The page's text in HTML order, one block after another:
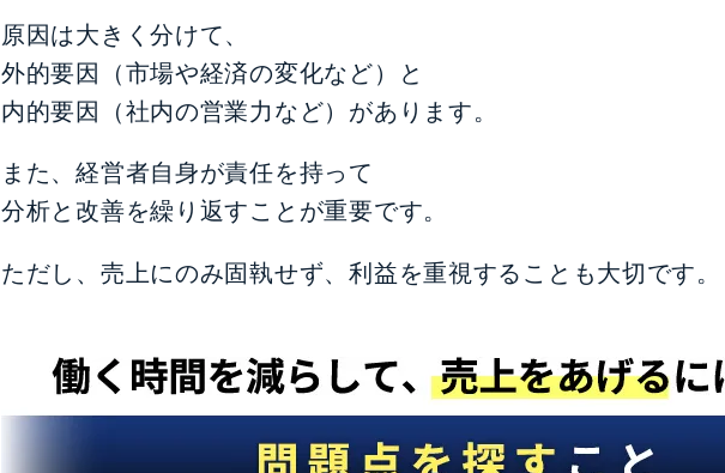
原因は大きく分けて、
外的要因（市場や経済の変化など）と
内的要因（社内の営業力など）があります。
また、経営者自身が責任を持って
分析と改善を繰り返すことが重要です。
ただし、売上にのみ固執せず、利益を重視することも大切です。